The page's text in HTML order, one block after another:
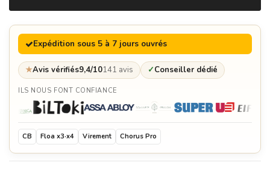
Expédition sous 5 à 7 jours ouvrés
★Avis vérifiés9,4/10141 avis ✓Conseiller dédié
ILS NOUS FONT CONFIANCE
CB Floa x3·x4 Virement Chorus Pro